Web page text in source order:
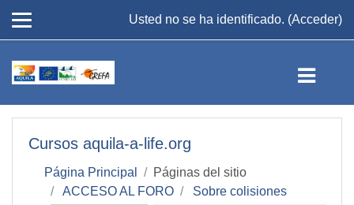
Usted no se ha identificado. (Acceder)
Cursos aquila-a-life.org
Página Principal
Páginas del sitio
ACCESO AL FORO
Sobre colisiones